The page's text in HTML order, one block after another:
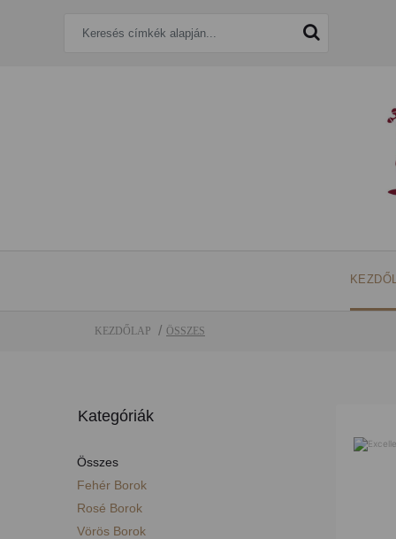
KEZDŐLAP ÖSSZES
Kategóriák
Összes
Fehér Borok
Rosé Borok
Vörös Borok